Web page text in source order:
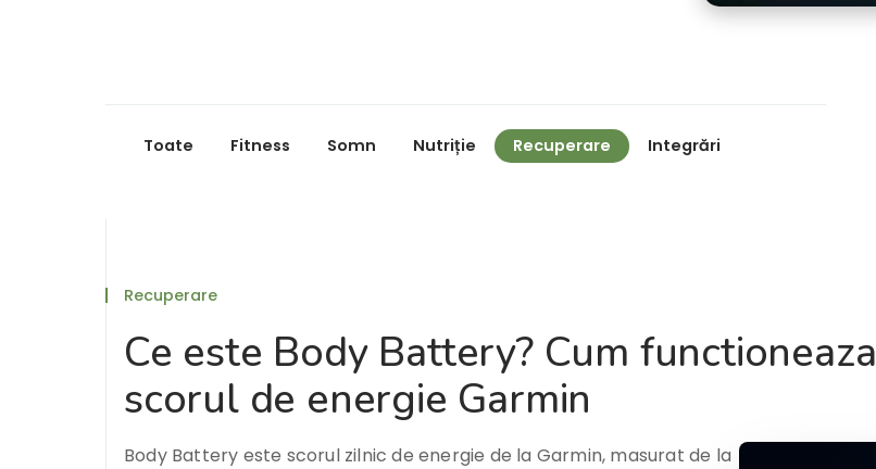
Toate Fitness Somn Nutriție Recuperare Integrări
Recuperare
Ce este Body Battery? Cum functioneaza
scorul de energie Garmin
Body Battery este scorul zilnic de energie de la Garmin, masurat de la